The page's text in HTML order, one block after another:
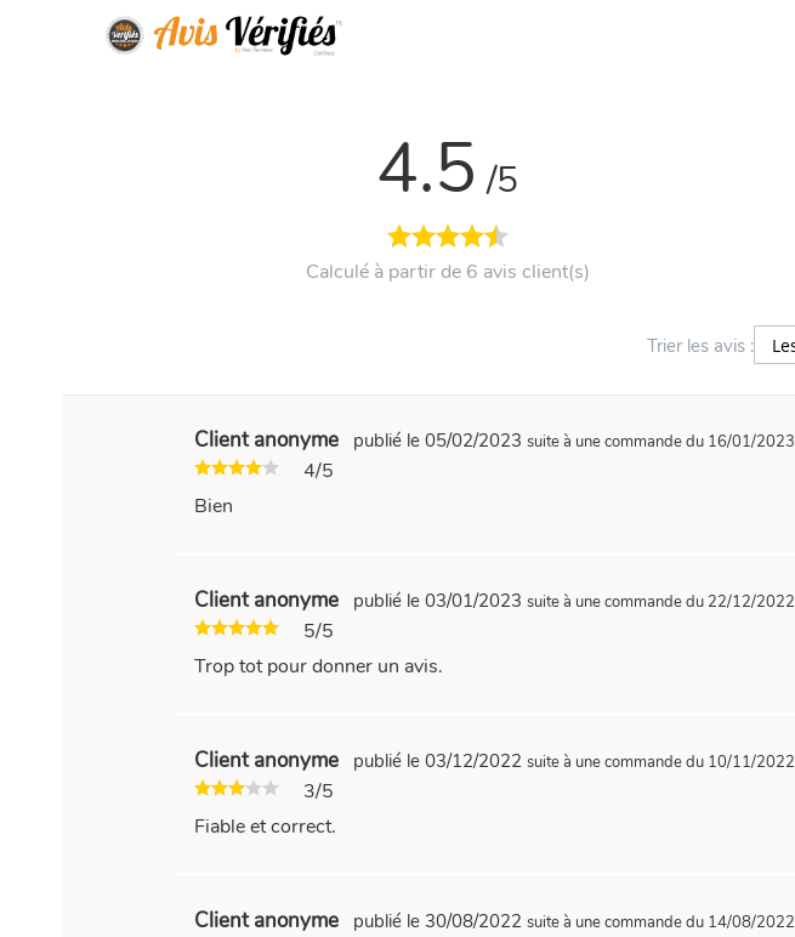
4.5 /5
Calculé à partir de 6 avis client(s)
Trier les avis :
Client anonyme publié le 05/02/2023 suite à une commande du 16/01/2023
4/5
Bien
Client anonyme publié le 03/01/2023 suite à une commande du 22/12/2022
5/5
Trop tot pour donner un avis.
Client anonyme publié le 03/12/2022 suite à une commande du 10/11/2022
3/5
Fiable et correct.
Client anonyme publié le 30/08/2022 suite à une commande du 14/08/2022